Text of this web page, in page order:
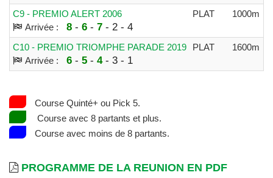
C9 - PREMIO ALERT 2006
Arrivée :
8- 6- 7- 2 - 4
PLAT 1000m
C10 - PREMIO TRIOMPHE PARADE 2019
Arrivée :
6- 5- 4- 3 - 1
PLAT 1600m
Course Quinté+ ou Pick 5.
Course avec 8 partants et plus.
Course avec moins de 8 partants.
PROGRAMME DE LA REUNION EN PDF